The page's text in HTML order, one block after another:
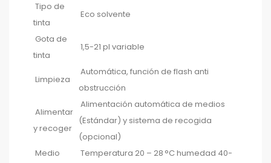
Tipo de
tinta
Eco solvente
Gota de
tinta
1,5-21 pl variable
Limpieza
Automática, función de flash anti
obstrucción
Alimentar
y recoger
Alimentación automática de medios
(Estándar) y sistema de recogida
(opcional)
Medio
Temperatura 20 – 28 °C humedad 40-